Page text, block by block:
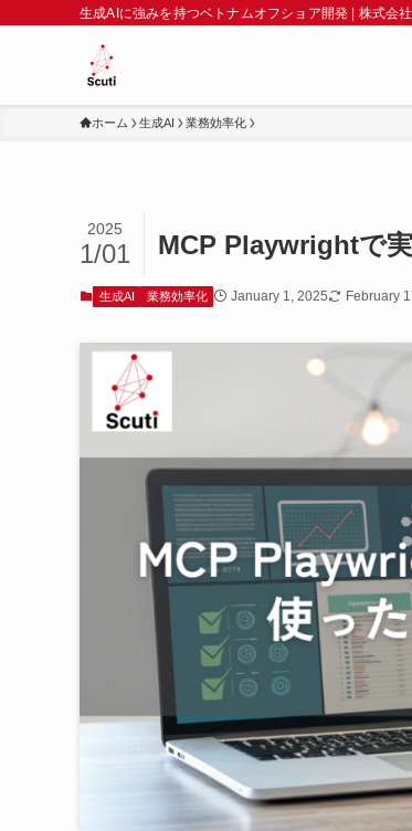
生成AIに強みを持つベトナムオフショア開発 | 株式会
ホーム 生成AI 業務効率化
MCP Playwrightで
2025
1/01
生成AI 業務効率化 January 1, 2025 February